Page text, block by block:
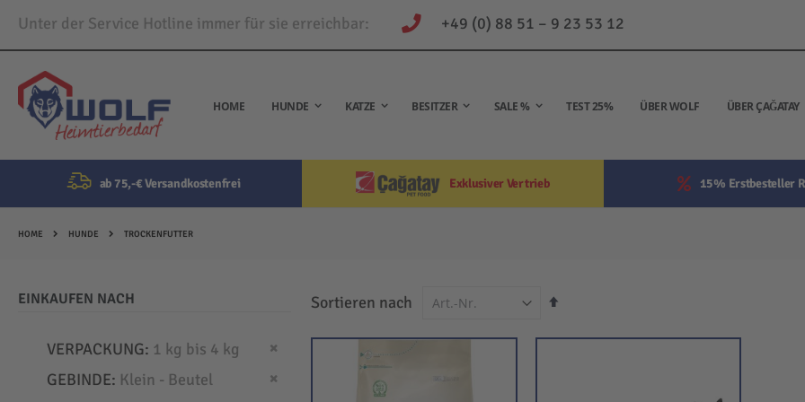
Unter der Service Hotline immer für sie erreichbar: +49 (0) 88 51 – 9 23 53 12
Direkt
zum
Inhalt
HOME HUNDE KATZE BESITZER SALE % TEST 25% ÜBER WOLF ÜBER ÇAĞATAY
ab 75,-€ Versandkostenfrei Exklusiver Vertrieb 15% Erstbesteller
HOME HUNDE TROCKENFUTTER
Sortieren nach
In
EINKAUFEN NACH
VERPACKUNG 1 kg bis 4 kg
GEBINDE Klein - Beutel
Dies entfernen